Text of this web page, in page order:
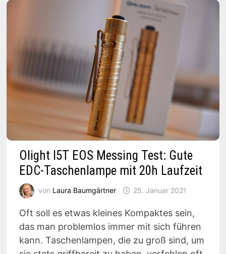
Olight I5T EOS Messing Test: Gute
EDC-Taschenlampe mit 20h Laufzeit
von Laura Baumgärtner 25. Januar 2021
Oft soll es etwas kleines Kompaktes sein,
das man problemlos immer mit sich führen
kann. Taschenlampen, die zu groß sind, um